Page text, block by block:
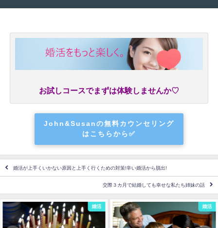
お試しコースでまずは体験しませんか♡
John&Susanの無料カウンセリング
はこちらから✅
婚活が上手くいかない原因と上手く行くための対策!辛い婚活から脱出!
交際３カ月で結婚しても幸せな私たち姉妹の話
婚活 婚活